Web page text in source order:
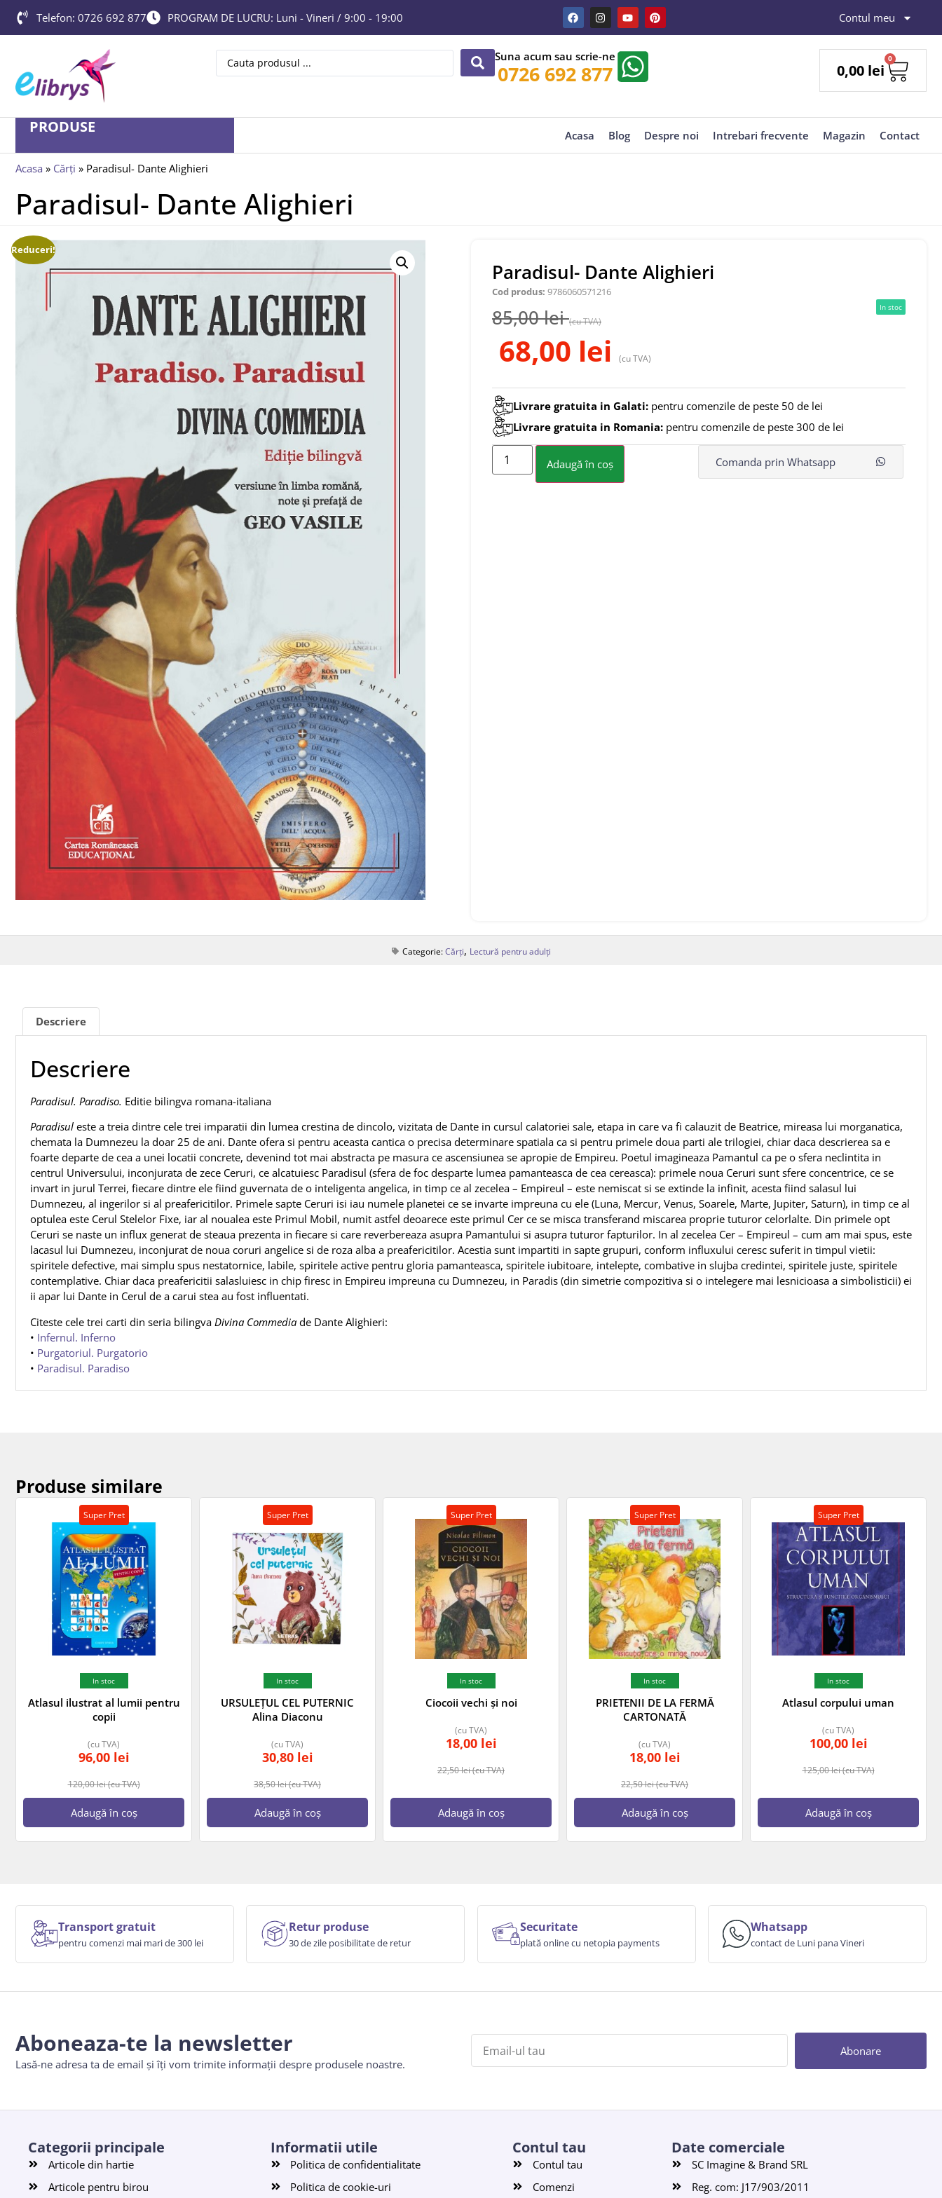
Telefon: 0726 692 877 PROGRAM DE LUCRU: Luni - Vineri / 9:00 - 19:00 Contul meu
Suna acum sau scrie-ne
0726 692 877 0,00 lei
0
PRODUSE Acasa Blog Despre noi Intrebari frecvente Magazin Contact
Acasa » Cărți » Paradisul- Dante Alighieri
Paradisul- Dante Alighieri
Reduceri!
Paradisul- Dante Alighieri
Cod produs: 9786060571216
85,00lei (cu TVA)
68,00 lei (cu TVA)
In stoc
Livrare gratuita in Galati: pentru comenzile de peste 50 de lei
Livrare gratuita in Romania: pentru comenzile de peste 300 de lei
Adaugă în coș Comanda prin Whatsapp
Categorie:Cărți, Lectură pentru adulți
Descriere
Descriere
Paradisul. Paradiso. Editie bilingva romana-italiana
Paradisul este a treia dintre cele trei imparatii din lumea crestina de dincolo, vizitata de Dante in cursul calatoriei sale, etapa in care va fi calauzit de Beatrice, mireasa lui morganatica,
chemata la Dumnezeu la doar 25 de ani. Dante ofera si pentru aceasta cantica o precisa determinare spatiala ca si pentru primele doua parti ale trilogiei, chiar daca descrierea sa e
foarte departe de cea a unei locatii concrete, devenind tot mai abstracta pe masura ce ascensiunea se apropie de Empireu. Poetul imagineaza Pamantul ca pe o sfera neclintita in
centrul Universului, inconjurata de zece Ceruri, ce alcatuiesc Paradisul (sfera de foc desparte lumea pamanteasca de cea cereasca): primele noua Ceruri sunt sfere concentrice, ce se
invart in jurul Terrei, fiecare dintre ele fiind guvernata de o inteligenta angelica, in timp ce al zecelea – Empireul – este nemiscat si se extinde la infinit, acesta fiind salasul lui
Dumnezeu, al ingerilor si al preafericitilor. Primele sapte Ceruri isi iau numele planetei ce se invarte impreuna cu ele (Luna, Mercur, Venus, Soarele, Marte, Jupiter, Saturn), in timp ce al
optulea este Cerul Stelelor Fixe, iar al noualea este Primul Mobil, numit astfel deoarece este primul Cer ce se misca transferand miscarea proprie tuturor celorlalte. Din primele opt
Ceruri se naste un influx generat de steaua prezenta in fiecare si care reverbereaza asupra Pamantului si asupra tuturor fapturilor. In al zecelea Cer – Empireul – cum am mai spus, este
lacasul lui Dumnezeu, inconjurat de noua coruri angelice si de roza alba a preafericitilor. Acestia sunt impartiti in sapte grupuri, conform influxului ceresc suferit in timpul vietii:
spiritele defective, mai simplu spus nestatornice, labile, spiritele active pentru gloria pamanteasca, spiritele iubitoare, intelepte, combative in slujba credintei, spiritele juste, spiritele
contemplative. Chiar daca preafericitii salasluiesc in chip firesc in Empireu impreuna cu Dumnezeu, in Paradis (din simetrie compozitiva si o intelegere mai lesnicioasa a simbolisticii) ei
ii apar lui Dante in Cerul de a carui stea au fost influentati.
Citeste cele trei carti din seria bilingva Divina Commedia de Dante Alighieri:
• Infernul. Inferno
• Purgatoriul. Purgatorio
• Paradisul. Paradiso
Produse similare
Super Pret
In stoc
Atlasul ilustrat al lumii pentru
copii
120,00lei(cu TVA)
96,00 lei
(cu TVA)
Adaugă în coș
Super Pret
In stoc
URSULEȚUL CEL PUTERNIC
Alina Diaconu
38,50lei(cu TVA)
30,80 lei
(cu TVA)
Adaugă în coș
Super Pret
In stoc
Ciocoii vechi și noi
22,50lei(cu TVA)
18,00 lei
(cu TVA)
Adaugă în coș
Super Pret
In stoc
PRIETENII DE LA FERMĂ
CARTONATĂ
22,50lei(cu TVA)
18,00 lei
(cu TVA)
Adaugă în coș
Super Pret
In stoc
Atlasul corpului uman
125,00lei(cu TVA)
100,00 lei
(cu TVA)
Adaugă în coș
Transport gratuit
pentru comenzi mai mari de 300 lei
Retur produse
30 de zile posibilitate de retur
Securitate
plată online cu netopia payments
Whatsapp
contact de Luni pana Vineri
Aboneaza-te la newsletter
Lasă-ne adresa ta de email și îți vom trimite informații despre produsele noastre.
Abonare
Categorii principale
Articole din hartie
Articole pentru birou
Informatii utile
Politica de confidentialitate
Politica de cookie-uri
Contul tau
Contul tau
Comenzi
Date comerciale
SC Imagine & Brand SRL
Reg. com: J17/903/2011